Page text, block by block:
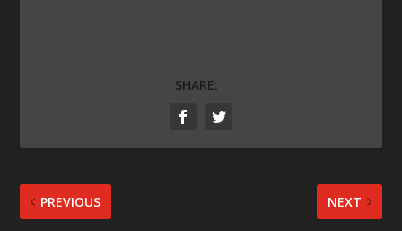
SHARE:
PREVIOUS NEXT